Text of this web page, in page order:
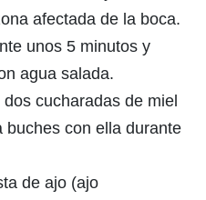
afectada de la boca.
unos 5 minutos y
agua salada.
cucharadas de miel
buches con ella durante
de ajo (ajo